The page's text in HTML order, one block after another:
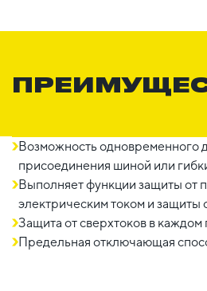
Возможность одновременного
присоединения шиной или
Выполняет функции защиты от
электрическим током и защиты
Защита от сверхтоков в каждом
Предельная отключающая